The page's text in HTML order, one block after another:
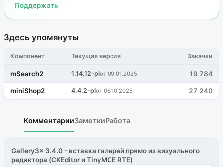
Поддержать
Здесь упомянуты
Компонент Текущая версия Закачки
mSearch2 1.14.12-plот 09.01.2025 19 784
miniShop2 4.4.2-plот 06.10.2025 27 240
КомментарииЗаметкиРабота
Gallery3x 3.4.0 - вставка галерей прямо из визуального
редактора (CKEditor и TinyMCE RTE)